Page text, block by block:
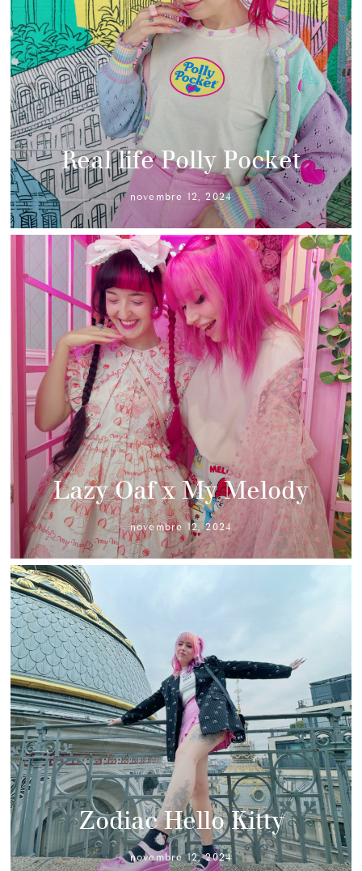
Real life Polly Pocket
novembre 12, 2024
Lazy Oaf x My Melody
novembre 12, 2024
Zodiac Hello Kitty
novembre 12, 2024